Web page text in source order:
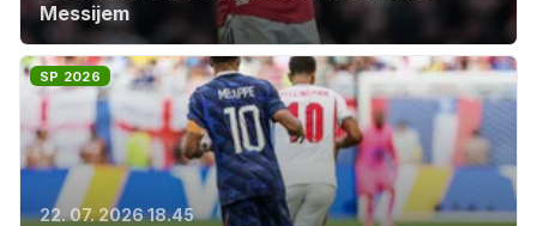
Messijem
SP 2026
22. 07. 2026 18.45